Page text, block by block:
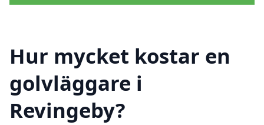
Hur mycket kostar en
golvläggare i
Revingeby?